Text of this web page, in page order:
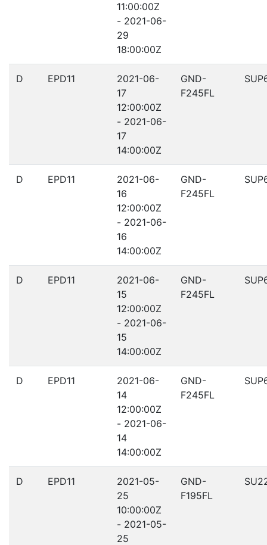
11:00:00Z
- 2021-06-
29
18:00:00Z
D EPD11
2021-06-
17
12:00:00Z
- 2021-06-
17
14:00:00Z
GND-
F245FL
D EPD11
2021-06-
16
12:00:00Z
- 2021-06-
16
14:00:00Z
GND-
F245FL
D EPD11
2021-06-
15
12:00:00Z
- 2021-06-
15
14:00:00Z
GND-
F245FL
D EPD11
2021-06-
14
12:00:00Z
- 2021-06-
14
14:00:00Z
GND-
F245FL
D EPD11
2021-05-
25
10:00:00Z
- 2021-05-
25
GND-
F195FL